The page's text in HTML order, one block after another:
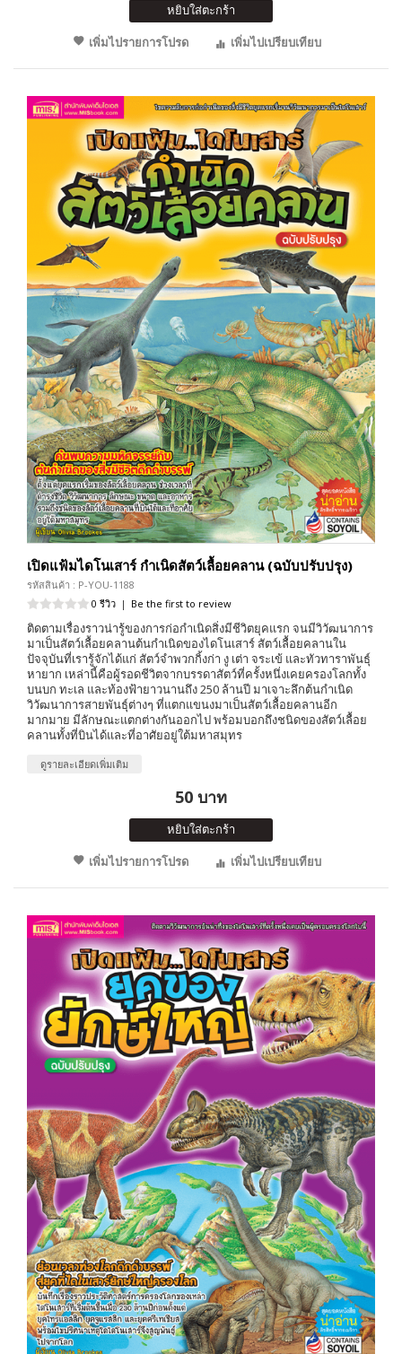
หยิบใส่ตะกร้า
เพิ่มไปรายการโปรด
เพิ่มไปเปรียบเทียบ
เปิดแฟ้มไดโนเสาร์ กำเนิดสัตว์เลื้อยคลาน (ฉบับปรับปรุง)
รหัสสินค้า : P-YOU-1188
0 รีวิว | Be the first to review
ติดตามเรื่องราวน่ารู้ของการก่อกำเนิดสิ่งมีชีวิตยุคแรก จนมีวิวัฒนาการ
มาเป็นสัตว์เลื้อยคลานต้นกำเนิดของไดโนเสาร์ สัตว์เลื้อยคลานใน
ปัจจุบันที่เรารู้จักได้แก่ สัตว์จำพวกกิ้งก่า งู เต่า จระเข้ และทัวทาราพันธุ์
หายาก เหล่านี้คือผู้รอดชีวิตจากบรรดาสัตว์ที่ครั้งหนึ่งเคยครองโลกทั้ง
บนบก ทะเล และท้องฟ้ายาวนานถึง 250 ล้านปี มาเจาะลึกต้นกำเนิด
วิวัฒนาการสายพันธุ์ต่างๆ ที่แตกแขนงมาเป็นสัตว์เลื้อยคลานอีก
มากมาย มีลักษณะแตกต่างกันออกไป พร้อมบอกถึงชนิดของสัตว์เลื้อย
คลานทั้งที่บินได้และที่อาศัยอยู่ใต้มหาสมุทร
ดูรายละเอียดเพิ่มเติม
50 บาท
หยิบใส่ตะกร้า
เพิ่มไปรายการโปรด
เพิ่มไปเปรียบเทียบ